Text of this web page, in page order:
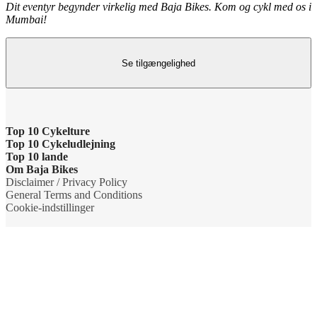
Dit eventyr begynder virkelig med Baja Bikes. Kom og cykl med os i
Mumbai!
Se tilgængelighed
Top 10 Cykelture
Cykeltur i Barcelona: højdepunkterne
Cykeltur i Berlin: højdepunkterne
Tur til Paris: højdepunkter
Top 10 Cykeludlejning
Barcelona Cykeludlejning
Berlin Cykeludlejning
Paris Cykeludlejning
Top 10 lande
Cykelture i Holland
Cykelture i Portugal
Om Baja Bikes
Kontakt os
Disclaimer / Privacy Policy
General Terms and Conditions
Cookie-indstillinger